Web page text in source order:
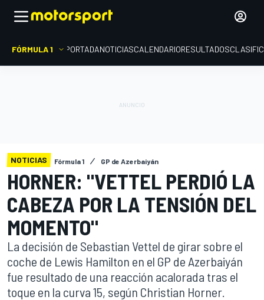
FÓRMULA 1 PORTADANOTICIASCALENDARIORESULTADOS
NOTICIAS Fórmula 1 GP de Azerbaiyán
HORNER: "VETTEL PERDIÓ LA
CABEZA POR LA TENSIÓN DEL
MOMENTO"
La decisión de Sebastian Vettel de girar sobre el
coche de Lewis Hamilton en el GP de Azerbaiyán
fue resultado de una reacción acalorada tras el
toque en la curva 15, según Christian Horner.